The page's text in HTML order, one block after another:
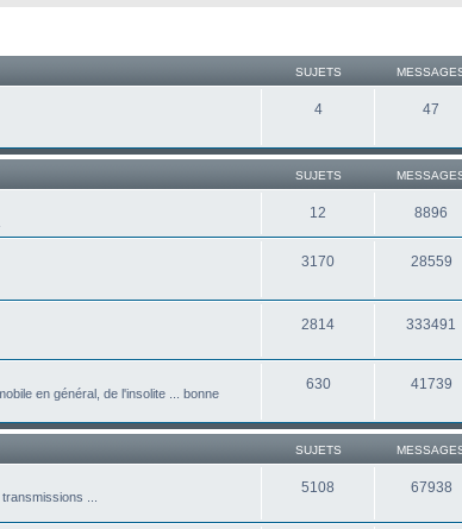
SUJETS
4 47
SUJETS
12 8896
3170 28559
2814 333491
en général, de l'insolite ... bonne
630 41739
SUJETS
...
5108 67938